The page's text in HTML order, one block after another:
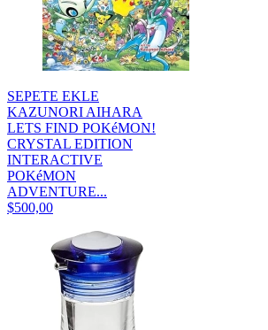
SEPETE EKLE
KAZUNORI AIHARA
LETS FIND POKéMON!
CRYSTAL EDITION
INTERACTIVE
POKéMON
ADVENTURE...
$500,00